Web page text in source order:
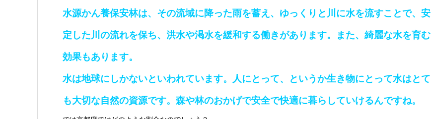
水源かん養保安林は、その流域に降った雨を蓄え、ゆっくりと川に水を流すことで、安
定した川の流れを保ち、洪水や渇水を緩和する働きがあります。また、綺麗な水を育む
効果もあります。
水は地球にしかないといわれています。人にとって、というか生き物にとって水はとて
も大切な自然の資源です。森や林のおかげで安全で快適に暮らしていけるんですね。